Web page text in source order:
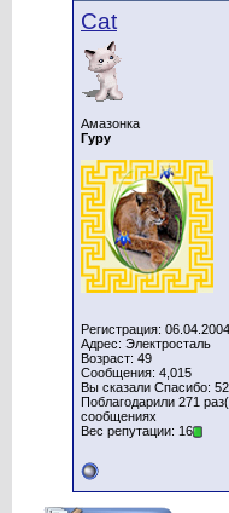
Cat
Амазонка
Гуру
Регистрация: 06.04.2004
Адрес: Электросталь
Возраст: 49
Сообщения: 4,015
Вы сказали Спасибо:
Поблагодарили 271
сообщениях
Вес репутации: 16